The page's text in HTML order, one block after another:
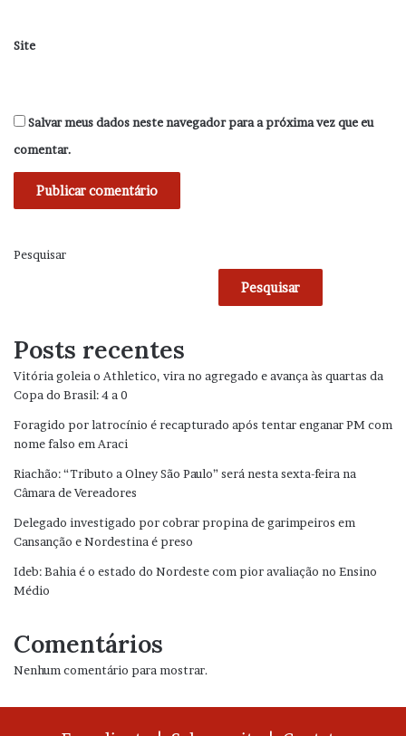
Site
Salvar meus dados neste navegador para a próxima vez que eu
comentar.
Pesquisar
Pesquisar
Posts recentes
Vitória goleia o Athletico, vira no agregado e avança às quartas da
Copa do Brasil: 4 a 0
Foragido por latrocínio é recapturado após tentar enganar PM com
nome falso em Araci
Riachão: “Tributo a Olney São Paulo” será nesta sexta-feira na
Câmara de Vereadores
Delegado investigado por cobrar propina de garimpeiros em
Cansanção e Nordestina é preso
Ideb: Bahia é o estado do Nordeste com pior avaliação no Ensino
Médio
Comentários
Nenhum comentário para mostrar.